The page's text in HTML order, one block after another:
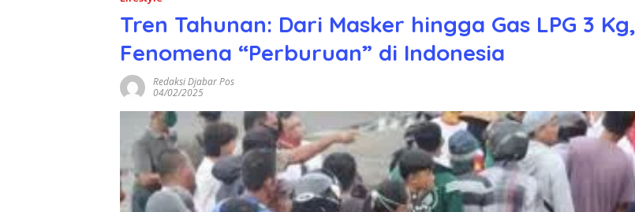
Tren Tahunan: Dari Masker hingga Gas LPG 3 Kg,
Fenomena “Perburuan” di Indonesia
Redaksi Djabar Pos
04/02/2025